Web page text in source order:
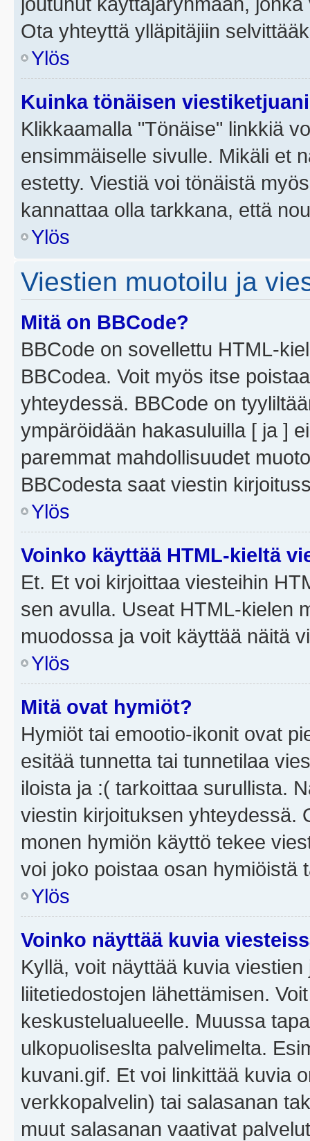
Ota yhteyttä ylläpitäjiin
Ylös
Kuinka tönäisen
Klikkaamalla "Tönäise" linkkiä
ensimmäiselle sivulle. Mikäli et
estetty. Viestiä voi tönäistä
kannattaa olla tarkkana, että
Ylös
Viestien muotoilu ja
Mitä on BBCode?
BBCode on sovellettu HTML-
BBCodea. Voit myös itse
yhteydessä. BBCode on
ympäröidään hakasuluilla [ ja ]
paremmat mahdollisuudet
BBCodesta saat viestin
Ylös
Voinko käyttää HTML-kieltä
Et. Et voi kirjoittaa viesteihin
sen avulla. Useat HTML-kielen
muodossa ja voit käyttää näitä
Ylös
Mitä ovat hymiöt?
Hymiöt tai emootio-ikonit ovat
esitää tunnetta tai tunnetilaa
iloista ja :( tarkoittaa surullista.
viestin kirjoituksen yhteydessä.
monen hymiön käyttö tekee
voi joko poistaa osan hymiöistä
Ylös
Voinko näyttää kuvia
Kyllä, voit näyttää kuvia
liitetiedostojen lähettämisen.
keskustelualueelle. Muussa
ulkopuoliseslta palvelimelta.
kuvani.gif. Et voi linkittää kuvia
verkkopalvelin) tai salasanan
muut salasanan vaativat